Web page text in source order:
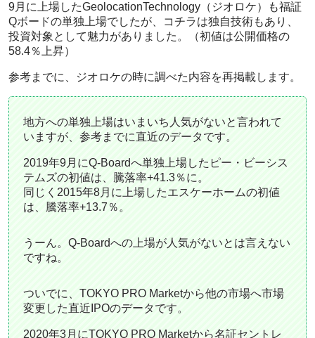
9月に上場したGeolocationTechnology（ジオロケ）も福証
Qボードの単独上場でしたが、コチラは独自技術もあり、
投資対象として魅力がありました。（初値は公開価格の
58.4％上昇）
参考までに、ジオロケの時に調べた内容を再掲載します。
地方への単独上場はいまいち人気がないと言われて
いますが、参考までに直近のデータです。
2019年9月にQ-Boardへ単独上場したピー・ビーシス
テムズの初値は、騰落率+41.3％に。
同じく2015年8月に上場したエスケーホームの初値
は、騰落率+13.7％。
うーん。Q-Boardへの上場が人気がないとは言えない
ですね。
ついでに、TOKYO PRO Marketから他の市場へ市場
変更した直近IPOのデータです。
2020年3月にTOKYO PRO Marketから名証セントレ